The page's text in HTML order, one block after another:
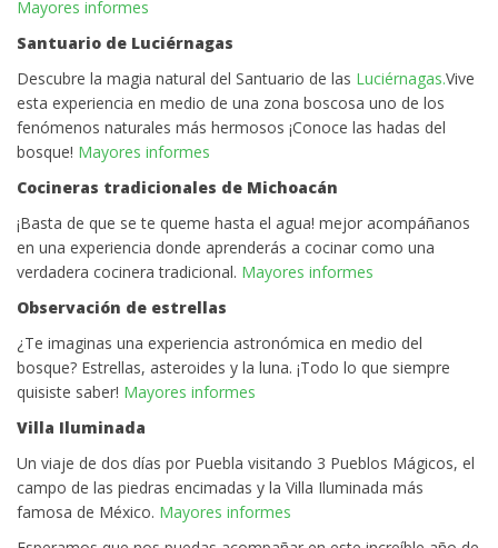
Mayores informes
Santuario de Luciérnagas
Descubre la magia natural del Santuario de las Luciérnagas.Vive
esta experiencia en medio de una zona boscosa uno de los
fenómenos naturales más hermosos ¡Conoce las hadas del
bosque! Mayores informes
Cocineras tradicionales de Michoacán
¡Basta de que se te queme hasta el agua! mejor acompáñanos
en una experiencia donde aprenderás a cocinar como una
verdadera cocinera tradicional. Mayores informes
Observación de estrellas
¿Te imaginas una experiencia astronómica en medio del
bosque? Estrellas, asteroides y la luna. ¡Todo lo que siempre
quisiste saber! Mayores informes
Villa Iluminada
Un viaje de dos días por Puebla visitando 3 Pueblos Mágicos, el
campo de las piedras encimadas y la Villa Iluminada más
famosa de México. Mayores informes